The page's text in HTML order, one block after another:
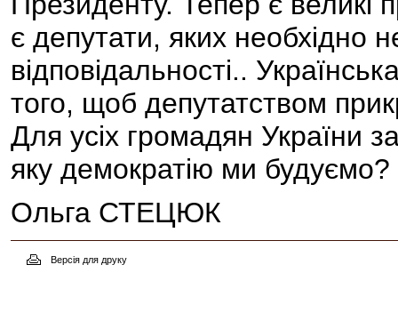
є депутати, яких необхідно
відповідальності..
того, щоб депутатством
Для усіх громадян України
яку демократію ми будуємо?
Ольга СТЕЦЮК
Версія для друку